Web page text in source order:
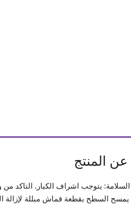
المنتج
يتوجب اشراف الكبار. التاكد
السطح بقطعة قماش مبللة لإزالة